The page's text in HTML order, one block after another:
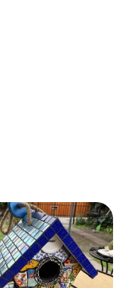
de
Este
tiene